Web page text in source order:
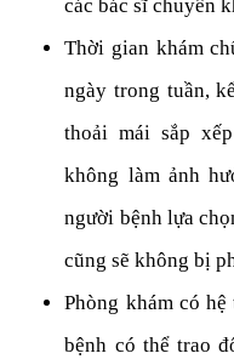
các bác sĩ chuyên
Thời gian khám
ngày trong tuần,
thoải mái sắp
không làm ảnh
người bệnh lựa
cũng sẽ không bị
Phòng khám có
bệnh có thể trao